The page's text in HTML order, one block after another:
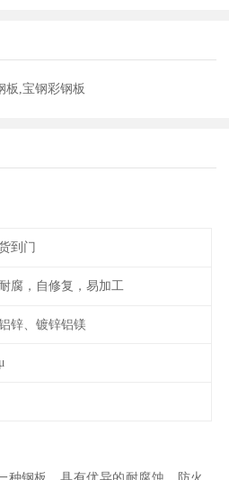
板,宝钢彩钢板
到门
腐，自修复，易加工
锌、镀锌铝镁